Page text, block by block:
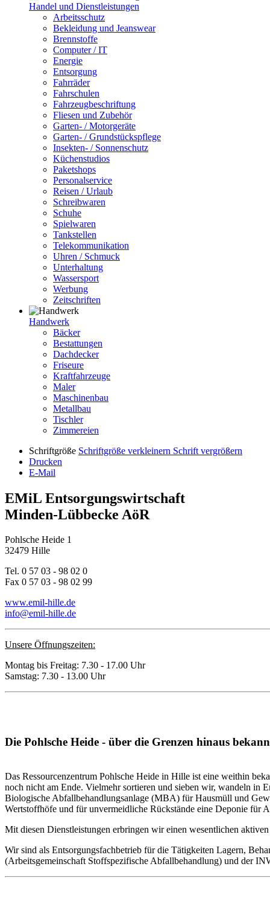
Handel und Dienstleistungen
Arbeitsschutz
Bekleidung und Jeanswear
Brennstoffe
Computer / IT
Energie
Entsorgung
Fahrräder
Fahrschulen
Fahrzeugbeschriftung
Fliesen und Zubehör
Garten- / Motorgeräte
Garten- / Grundstückspflege
Insekten- / Sonnenschutz
Küchenstudios
Paketshops
Personalservice
Reisen / Urlaub
Schreibwaren
Schuhe
Spielwaren
Tankstellen
Telekommunikation
Uhren / Schmuck
Unterhaltung
Wassersport
Werbung
Zeitschriften
Handwerk
Bäcker
Bestattungen
Dachdecker
Friseure
Kraftfahrzeuge
Maler
Maschinenbau
Metallbau
Tischler
Zimmereien
Schriftgröße Schriftgröße verkleinern Schrift vergrößern
Drucken
E-Mail
EMiL Entsorgungswirtschaft
Minden-Lübbecke AöR
Pohlsche Heide 1
32479 Hille
Tel. 0 57 03 - 98 02 0
Fax 0 57 03 - 98 02 99
www.emil-hille.de
info@emil-hille.de
Unsere Öffnungszeiten:
Montag bis Freitag: 7.30 - 17.00 Uhr
Samstag: 7.30 - 13.00 Uhr
Die Pohlsche Heide - über die Grenzen hinaus
Das Ressourcenzentrum Pohlsche Heide in Hille ist eine weithin
noch nicht am Ende. Vielmehr sortieren und sieben wir, wandeln in
Biologische Abfallbehandlungsanlage (MBA) für Hausmüll und
Wertstoffhöfe und für unvermeidliche Rückstände eine Deponie für
Mit diesen Dienstleistungen erbringen wir einen wesentlichen
Wir sind als Entsorgungsfachbetrieb für die Tätigkeiten Lagern,
(Arbeitsgemeinschaft Stoffspezifische Abfallbehandlung) und der